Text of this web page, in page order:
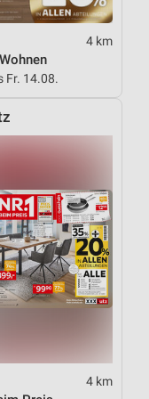
4 km
Fr. 14.08.
4 km